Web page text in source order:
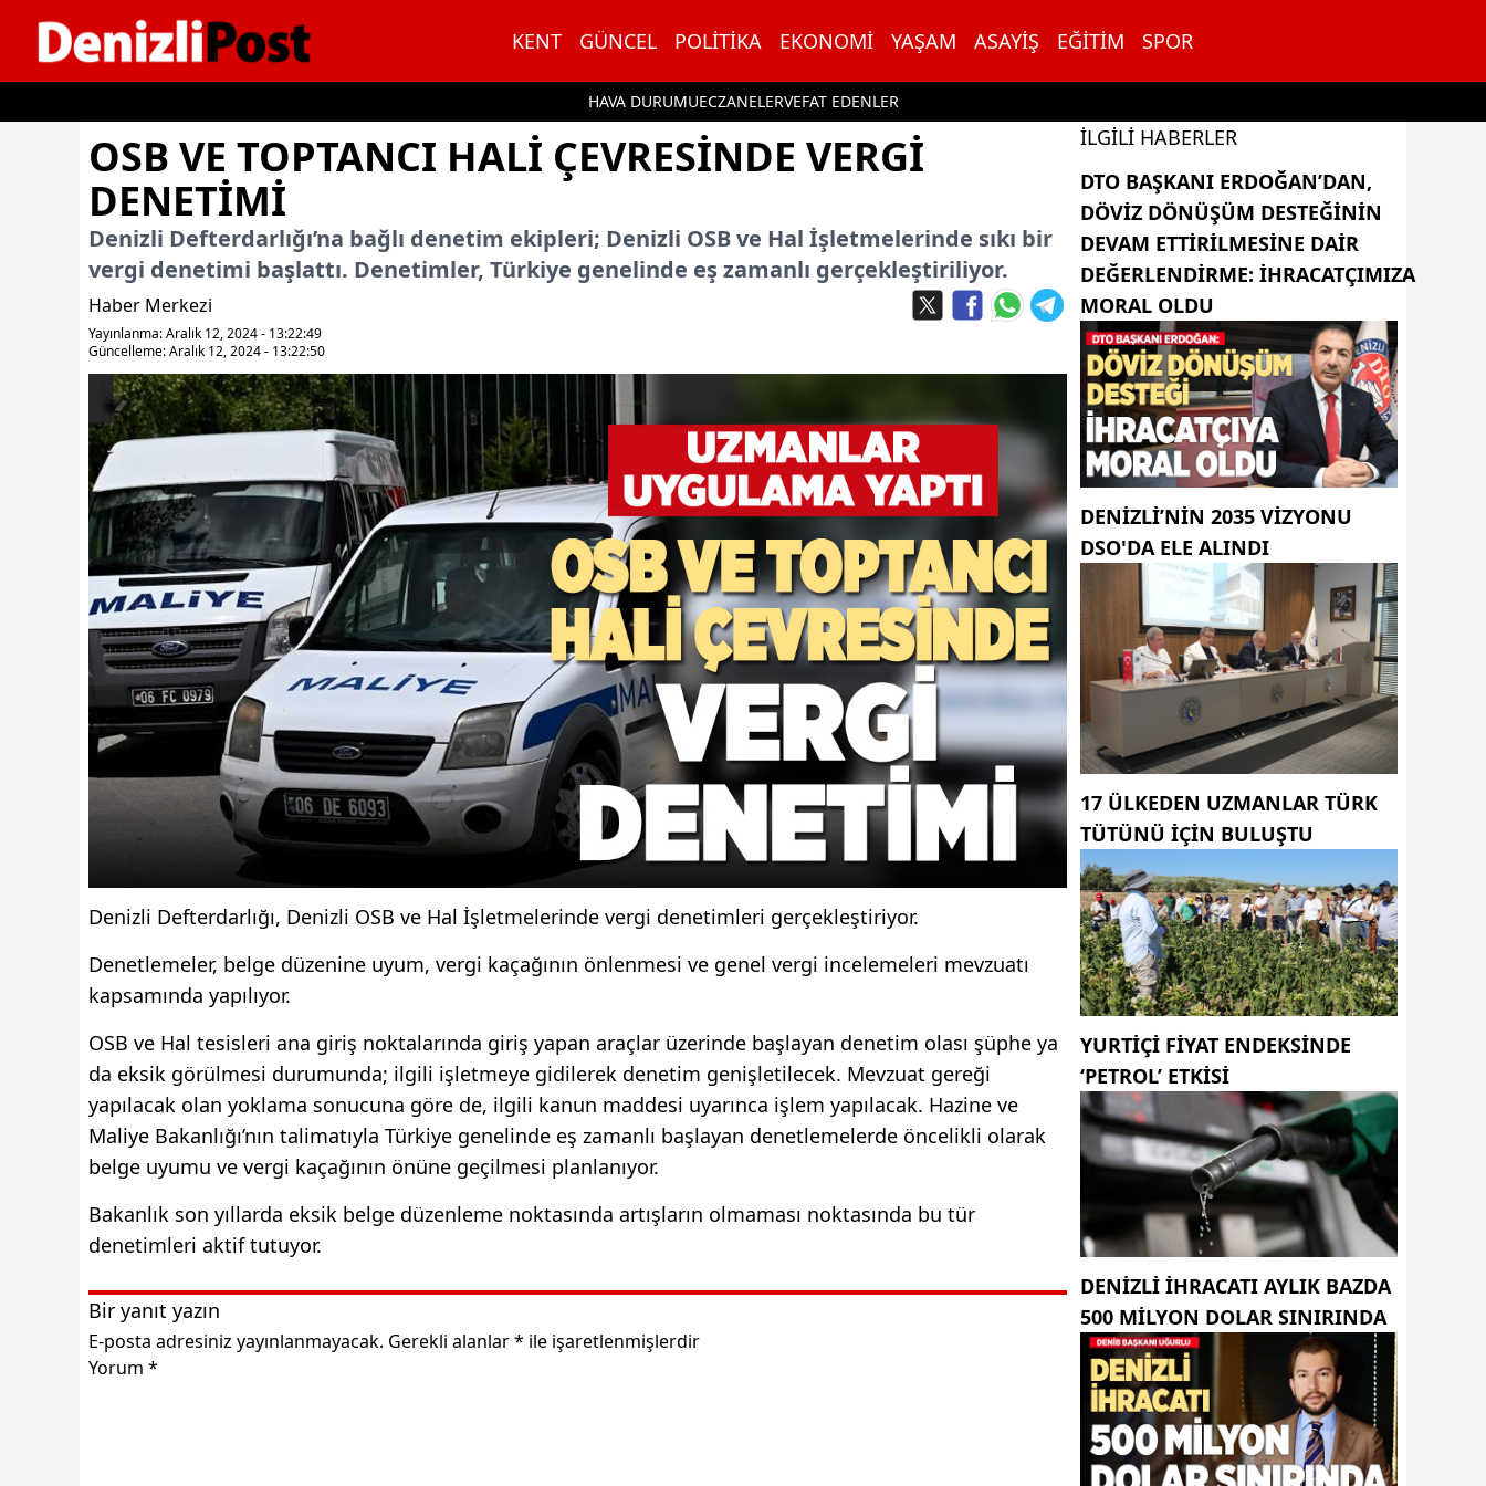
KENT GÜNCEL POLITIKA EKONOMI YAŞAM ASAYIŞ EĞITIM SPOR
HAVA DURUMUECZANELERVEFAT EDENLER
OSB VE TOPTANCI HALI ÇEVRESINDE VERGI
DENETIMI
Denizli Defterdarlığı’na bağlı denetim ekipleri; Denizli OSB ve Hal İşletmelerinde sıkı bir
vergi denetimi başlattı. Denetimler, Türkiye genelinde eş zamanlı gerçekleştiriliyor.
Haber Merkezi
Yayınlanma: Aralık 12, 2024 - 13:22:49
Güncelleme: Aralık 12, 2024 - 13:22:50
Denizli Defterdarlığı, Denizli OSB ve Hal İşletmelerinde vergi denetimleri gerçekleştiriyor.
Denetlemeler, belge düzenine uyum, vergi kaçağının önlenmesi ve genel vergi incelemeleri mevzuatı
kapsamında yapılıyor.
OSB ve Hal tesisleri ana giriş noktalarında giriş yapan araçlar üzerinde başlayan denetim olası şüphe ya
da eksik görülmesi durumunda; ilgili işletmeye gidilerek denetim genişletilecek. Mevzuat gereği
yapılacak olan yoklama sonucuna göre de, ilgili kanun maddesi uyarınca işlem yapılacak. Hazine ve
Maliye Bakanlığı’nın talimatıyla Türkiye genelinde eş zamanlı başlayan denetlemelerde öncelikli olarak
belge uyumu ve vergi kaçağının önüne geçilmesi planlanıyor.
Bakanlık son yıllarda eksik belge düzenleme noktasında artışların olmaması noktasında bu tür
denetimleri aktif tutuyor.
Bir yanıt yazın
E-posta adresiniz yayınlanmayacak. Gerekli alanlar* ile işaretlenmişlerdir
Yorum *
İLGILI HABERLER
DTO BAŞKANI ERDOĞAN’DAN,
DÖVIZ DÖNÜŞÜM DESTEĞININ
DEVAM ETTIRILMESINE DAIR
DEĞERLENDIRME: İHRACATÇIMIZA
MORAL OLDU
DENIZLI’NIN 2035 VIZYONU
DSO'DA ELE ALINDI
17 ÜLKEDEN UZMANLAR TÜRK
TÜTÜNÜ IÇIN BULUŞTU
YURTIÇI FIYAT ENDEKSINDE
‘PETROL’ ETKISI
DENIZLI IHRACATI AYLIK BAZDA
500 MILYON DOLAR SINIRINDA